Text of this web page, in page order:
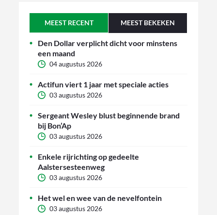
MEEST RECENT MEEST BEKEKEN
Den Dollar verplicht dicht voor minstens
een maand
04 augustus 2026
Actifun viert 1 jaar met speciale acties
03 augustus 2026
Sergeant Wesley blust beginnende brand
bij Bon’Ap
03 augustus 2026
Enkele rijrichting op gedeelte
Aalstersesteenweg
03 augustus 2026
Het wel en wee van de nevelfontein
03 augustus 2026